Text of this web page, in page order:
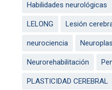
Habilidades neurológicas
LELONG Lesión
neurociencia
Neurorehabilitación
PLASTICIDAD CEREBRAL